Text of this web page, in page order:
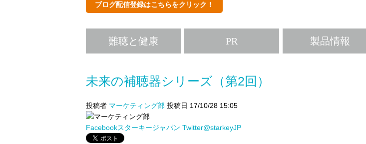
ブログ配信登録はこちらをクリック！
難聴と健康 PR 製品情報
未来の補聴器シリーズ（第2回）
投稿者 マーケティング部 投稿日 17/10/28 15:05
Facebookスターキージャパン Twitter@starkeyJP